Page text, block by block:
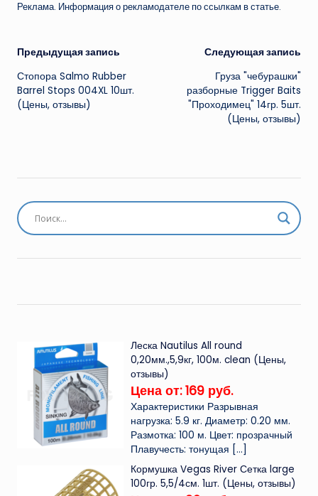
Реклама. Информация о рекламодателе по ссылкам в статье.
Навигация
записи
Предыдущая запись
Стопора Salmo Rubber
Barrel Stops 004XL 10шт.
(Цены, отзывы)
Следующая запись
Груза "чебурашки"
разборные Trigger Baits
"Проходимец" 14гр. 5шт.
(Цены, отзывы)
Леска Nautilus All round
0,20мм.,5,9кг, 100м. clean (Цены,
отзывы)
Цена от: 169 руб.
Характеристики Разрывная
нагрузка: 5.9 кг. Диаметр: 0.20 мм.
Размотка: 100 м. Цвет: прозрачный
Плавучесть: тонущая […]
Кормушка Vegas River Сетка large
100гр. 5,5/4см. 1шт. (Цены, отзывы)